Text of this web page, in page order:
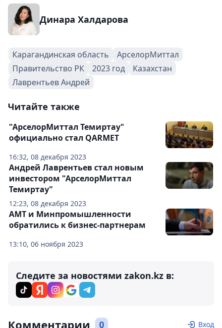
Динара Халдарова
Карагандинская область
АрселорМиттал
Правительство РК
2023 год
Казахстан
Лаврентьев Андрей
Читайте также
16:32, 08 декабря 2023
"АрселорМиттал Темиртау"
официально стал QARMET
12:23, 08 декабря 2023
Андрей Лаврентьев стал новым
инвестором "АрселорМиттал
Темиртау"
13:10, 06 ноября 2023
АМТ и Минпромышленности
обратились к бизнес-партнерам
Следите за новостями zakon.kz в:
Комментарии 0 Вход